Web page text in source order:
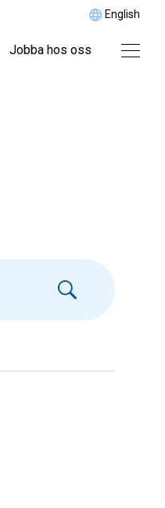
English
Jobba hos oss